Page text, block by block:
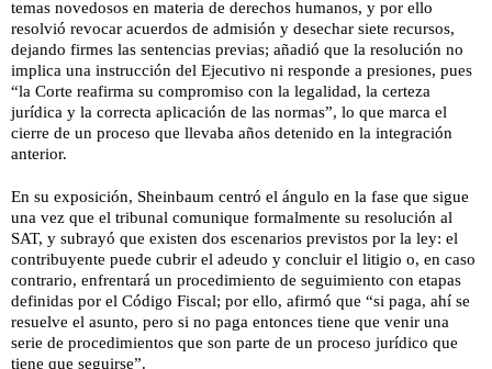
temas novedosos en materia de derechos humanos, y por ello
resolvió revocar acuerdos de admisión y desechar siete recursos,
dejando firmes las sentencias previas; añadió que la resolución no
implica una instrucción del Ejecutivo ni responde a presiones, pues
“la Corte reafirma su compromiso con la legalidad, la certeza
jurídica y la correcta aplicación de las normas”, lo que marca el
cierre de un proceso que llevaba años detenido en la integración
anterior.
En su exposición, Sheinbaum centró el ángulo en la fase que sigue
una vez que el tribunal comunique formalmente su resolución al
SAT, y subrayó que existen dos escenarios previstos por la ley: el
contribuyente puede cubrir el adeudo y concluir el litigio o, en caso
contrario, enfrentará un procedimiento de seguimiento con etapas
definidas por el Código Fiscal; por ello, afirmó que “si paga, ahí se
resuelve el asunto, pero si no paga entonces tiene que venir una
serie de procedimientos que son parte de un proceso jurídico que
tiene que seguirse”.